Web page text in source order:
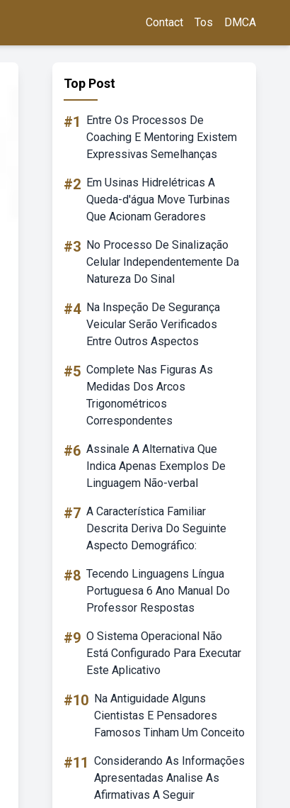
Contact Tos DMCA
Top Post
#1
Entre Os Processos De
Coaching E Mentoring Existem
Expressivas Semelhanças
#2 Em Usinas Hidrelétricas A
Queda-d'água Move Turbinas
Que Acionam Geradores
#3 No Processo De Sinalização
Celular Independentemente Da
Natureza Do Sinal
#4 Na Inspeção De Segurança
Veicular Serão Verificados
Entre Outros Aspectos
#5 Complete Nas Figuras As
Medidas Dos Arcos
Trigonométricos
Correspondentes
#6 Assinale A Alternativa Que
Indica Apenas Exemplos De
Linguagem Não-verbal
#7 A Característica Familiar
Descrita Deriva Do Seguinte
Aspecto Demográfico:
#8 Tecendo Linguagens Língua
Portuguesa 6 Ano Manual Do
Professor Respostas
#9 O Sistema Operacional Não
Está Configurado Para Executar
Este Aplicativo
#10 Na Antiguidade Alguns
Cientistas E Pensadores
Famosos Tinham Um Conceito
#11 Considerando As Informações
Apresentadas Analise As
Afirmativas A Seguir